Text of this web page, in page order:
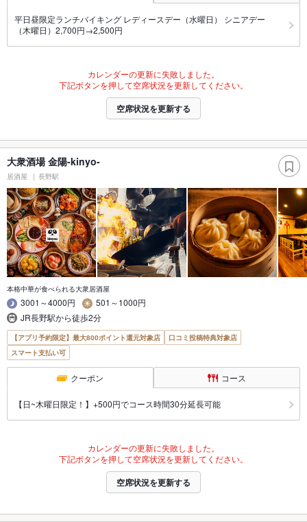
平日昼限定ランチバイキング レディースデー（水曜日） シニアデー
（木曜日）2,700円→2,500円
カレンダーの更新に失敗しました。
下記ボタンを押して空席状況を更新してください。
空席状況を更新する
大衆酒場 金陽-kinyo-
居酒屋 長野駅
本格中華が食べられる大衆居酒屋
3001～4000円
501～1000円
JR長野駅から徒歩2分
【アプリ予約限定】最大800ポイント還元対象店
口コミ投稿特典対象店
スマート支払い可
クーポン コース
【日~木曜日限定！】+500円でコース時間30分延長可能
カレンダーの更新に失敗しました。
下記ボタンを押して空席状況を更新してください。
空席状況を更新する